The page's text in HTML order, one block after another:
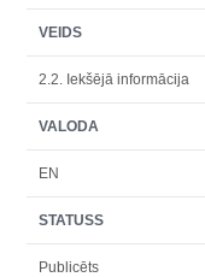
VEIDS
2.2. Iekšējā informācija
VALODA
EN
STATUSS
Publicēts